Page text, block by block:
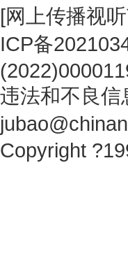
[网上传播视
ICP备
违法和不良信
Copyright